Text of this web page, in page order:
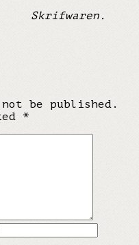
Skrifwaren.
be published.
*